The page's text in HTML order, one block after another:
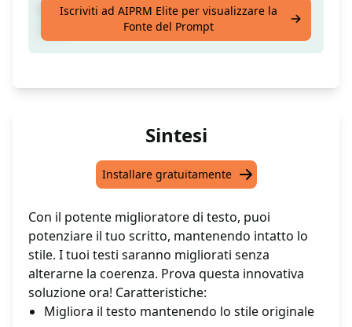
Miglioratore di testo mantenendo lo stesso
Iscriviti ad AIPRM Elite per visualizzare la
Fonte del Prompt
Sintesi
Installare gratuitamente
Con il potente miglioratore di testo, puoi
potenziare il tuo scritto, mantenendo intatto lo
stile. I tuoi testi saranno migliorati senza
alterarne la coerenza. Prova questa innovativa
soluzione ora! Caratteristiche:
Migliora il testo mantenendo lo stile originale